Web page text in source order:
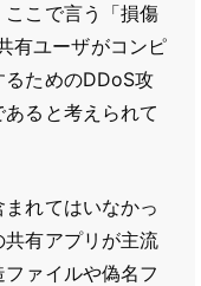
こで言う「損傷
有ユーザがコンピ
るためのDDoS攻
ると考えられて
れてはいなかっ
有アプリが主流
ァイルや偽名フ